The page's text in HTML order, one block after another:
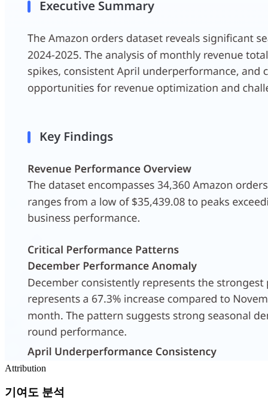
Attribution
기여도 분석